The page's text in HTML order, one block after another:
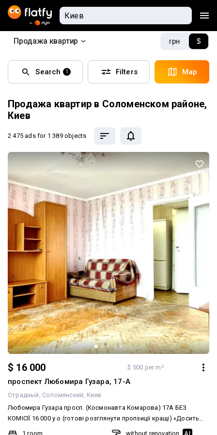
Продажа квартир грн $
Search 1 Filters Map
Продажа квартир в Соломенском районе,
Киев
2 475 ads for 1 389 objects
$ 16 000 $ 500 per m²
проспект Любомира Гузара, 17-А
Отрадный Соломянский Киев
Любомира Гузара просп. (Космонавта Комарова) 17А БЕЗ
КОМІСІЇ 16 000 у.о (готові розглянути пропзиції кращі) «Досить
орендувати чуже! Вєра, лапи в руки!» – сказав я після того, як ще
1 room
without renovation AI